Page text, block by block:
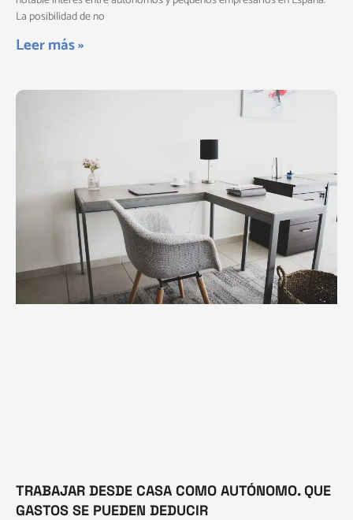
La posibilidad de no
Leer más »
TRABAJAR DESDE CASA COMO AUTÓNOMO. QUE
GASTOS SE PUEDEN DEDUCIR